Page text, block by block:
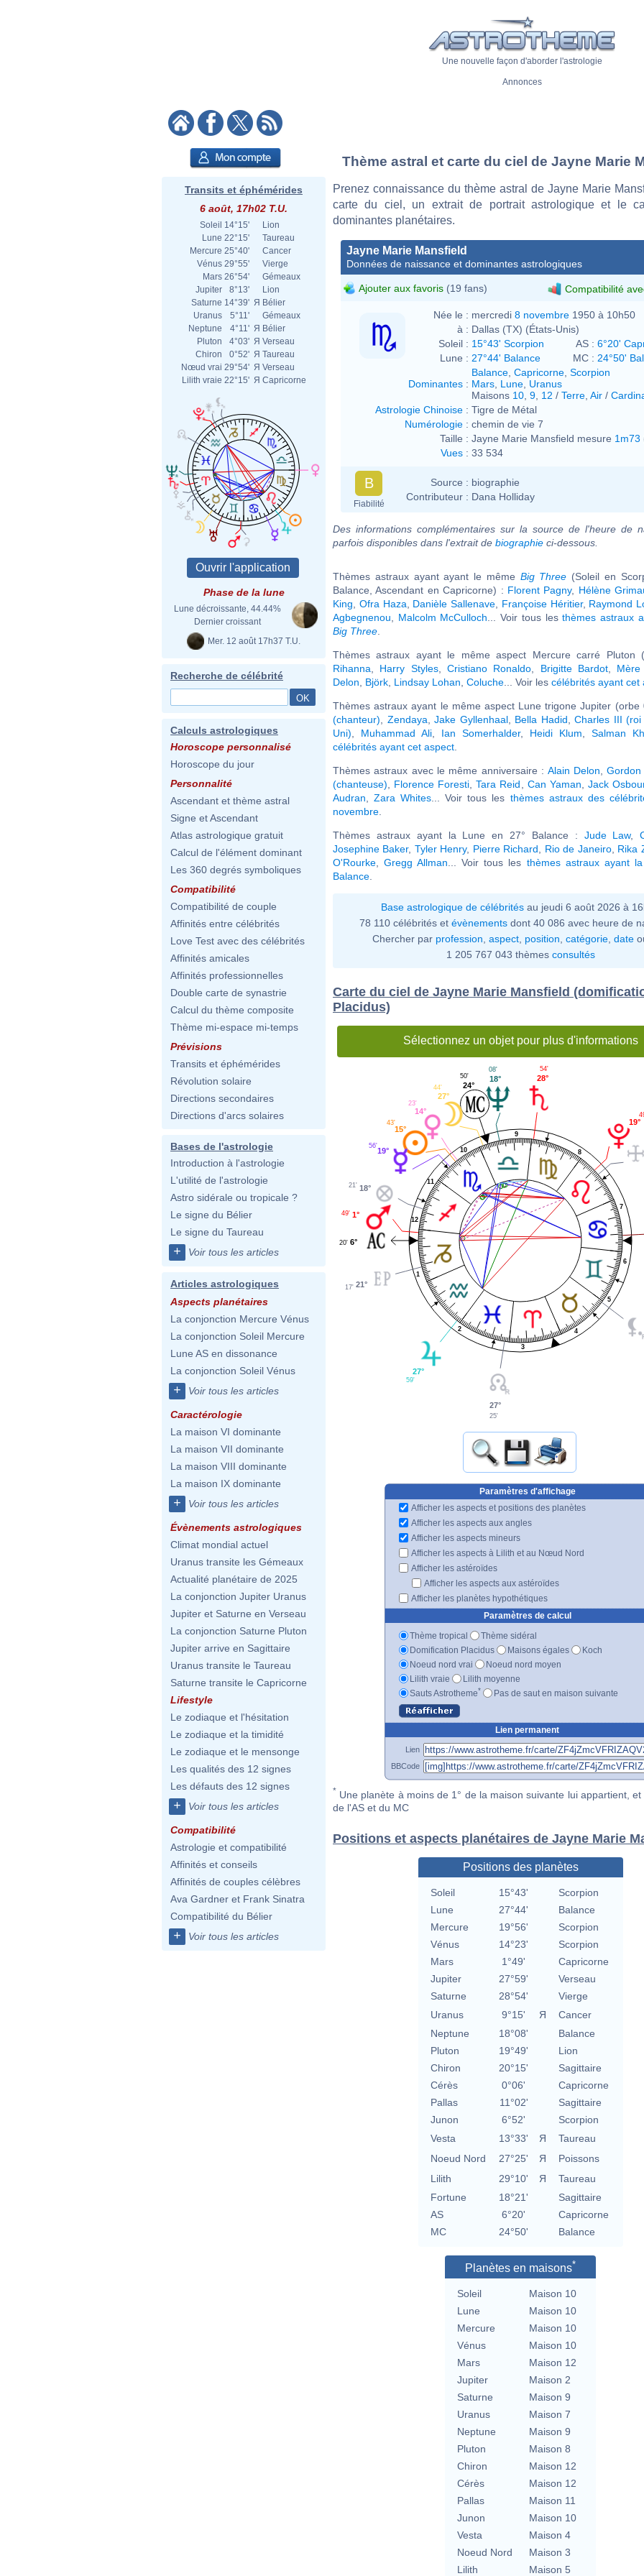
Une nouvelle façon d'aborder l'astrologie
Annonces
Transits et éphémérides
6 août, 17h02 T.U.
Soleil 14°15'
Lion
Lune 22°15'
Taureau
Mercure 25°40'
Cancer
Vénus 29°55'
Vierge
Mars 26°54'
Gémeaux
Jupiter
8°13'
Lion
Saturne 14°39' Я Bélier
Uranus
5°11'
Gémeaux
Neptune
4°11' Я Bélier
Pluton
4°03' Я Verseau
Chiron
0°52' Я Taureau
Nœud vrai 29°54' Я Verseau
Lilith vraie 22°15' Я Capricorne
Phase de la lune
Lune décroissante, 44.44%
Dernier croissant
Mer. 12 août 17h37 T.U.
Recherche de célébrité
Calculs astrologiques
Horoscope personnalisé
Horoscope du jour
Personnalité
Ascendant et thème astral
Signe et Ascendant
Atlas astrologique gratuit
Calcul de l'élément dominant
Les 360 degrés symboliques
Compatibilité
Compatibilité de couple
Affinités entre célébrités
Love Test avec des célébrités
Affinités amicales
Affinités professionnelles
Double carte de synastrie
Calcul du thème composite
Thème mi-espace mi-temps
Prévisions
Transits et éphémérides
Révolution solaire
Directions secondaires
Directions d'arcs solaires
Bases de l'astrologie
Introduction à l'astrologie
L'utilité de l'astrologie
Astro sidérale ou tropicale ?
Le signe du Bélier
Le signe du Taureau
+ Voir tous les articles
Articles astrologiques
Aspects planétaires
La conjonction Mercure Vénus
La conjonction Soleil Mercure
Lune AS en dissonance
La conjonction Soleil Vénus
+ Voir tous les articles
Caractérologie
La maison VI dominante
La maison VII dominante
La maison VIII dominante
La maison IX dominante
+ Voir tous les articles
Évènements astrologiques
Climat mondial actuel
Uranus transite les Gémeaux
Actualité planétaire de 2025
La conjonction Jupiter Uranus
Jupiter et Saturne en Verseau
La conjonction Saturne Pluton
Jupiter arrive en Sagittaire
Uranus transite le Taureau
Saturne transite le Capricorne
Lifestyle
Le zodiaque et l'hésitation
Le zodiaque et la timidité
Le zodiaque et le mensonge
Les qualités des 12 signes
Les défauts des 12 signes
+ Voir tous les articles
Compatibilité
Astrologie et compatibilité
Affinités et conseils
Affinités de couples célèbres
Ava Gardner et Frank Sinatra
Compatibilité du Bélier
+ Voir tous les articles
Thème astral et carte du ciel de Jayne Marie
Prenez connaissance du thème astral de Jayne Marie
carte du ciel, un extrait de portrait astrologique et le
dominantes planétaires.
Jayne Marie Mansfield
Données de naissance et dominantes astrologiques
Ajouter aux favoris (19 fans) Compatibilité
Née le : mercredi 8 novembre 1950 à 10h50
à : Dallas (TX) (États-Unis)
Soleil : 15°43' Scorpion AS : 6°20'
Lune : 27°44' Balance MC : 24°50'
Dominantes :
Balance Capricorne Scorpion
Mars Lune Uranus
Maisons 10 9 12 / Terre Air /
Astrologie Chinoise : Tigre de Métal
Numérologie : chemin de vie 7
Taille : Jayne Marie Mansfield mesure 1m73
Vues : 33 534
B
Fiabilité
Source : biographie
Contributeur : Dana Holliday
Des informations complémentaires sur la source de l'heure de
parfois disponibles dans l'extrait de biographie ci-dessous.
Thèmes astraux ayant ayant le même Big Three (Soleil en
Balance, Ascendant en Capricorne) : Florent Pagny, Hélène
King
Ofra Haza Danièle Sallenave Françoise Héritier, Raymond
Agbegnenou
Malcolm McCulloch ... Voir tous lesthèmes astraux
Big Three
Thèmes astraux ayant le même aspect Mercure carré Pluton
Rihanna
Harry Styles,Cristiano Ronaldo Brigitte Bardot Mère
Delon
Björk Lindsay Lohan Coluche ... Voir les célébrités ayant cet
Thèmes astraux ayant le même aspect Lune trigone Jupiter (orbe
(chanteur)
Zendaya Jake Gyllenhaal, Bella Hadid
Charles III
Uni)
Muhammad Ali Ian Somerhalder, Heidi Klum Salman
célébrités ayant cet aspect
Thèmes astraux avec le même anniversaire : Alain Delon ,Gordon
(chanteuse)
Florence Foresti ,Tara Reid Can Yaman Jack
Audran ,Zara Whites ... Voir tous les thèmes astraux des
novembre
Thèmes astraux ayant la Lune en 27° Balance : Jude Law,
Josephine Baker, Tyler Henry, Pierre Richard Rio de Janeiro, Rika
O'Rourke ,Gregg Allman ... Voir tous les thèmes astraux ayant
Balance
Base astrologique de célébritésau jeudi 6 août 2026 à
78 110 célébrités et évènementsdont 40 086 avec heure de
Chercher par profession aspect position catégorie date
1 205 767 043 thèmes consultés
Carte du ciel de Jayne Marie Mansfield
Placidus)
Sélectionnez un objet pour plus d'informations
1
2
3
4
5
6
7
8
9
10
11
12
19°
28°
54'
18°
08'
24°
50'
27°
44'
14°
23'
15°
43'
19°
56'
18°
21'
1°
49'
6°
20'
21°
17'
27°
59'
27°
25'
Paramètres d'affichage
Afficher les aspects et positions des planètes
Afficher les aspects aux angles
Afficher les aspects mineurs
Afficher les aspects à Lilith et au Nœud Nord
Afficher les astéroïdes
Afficher les aspects aux astéroïdes
Afficher les planètes hypothétiques
Paramètres de calcul
Thème tropical
Thème sidéral
Domification Placidus
Maisons égales
Koch
Noeud nord vrai
Noeud nord moyen
Lilith vraie
Lilith moyenne
Sauts Astrotheme* Pas de saut en maison suivante
Lien permanent
Lien
BBCode
* Une planète à moins de 1° de la maison suivante lui appartient, et
de l'AS et du MC
Positions et aspects planétaires de Jayne Marie
Positions des planètes
Soleil 15°43'
Scorpion
Lune
27°44'
Balance
Mercure
19°56'
Scorpion
Vénus
14°23'
Scorpion
Mars
1°49'
Capricorne
Jupiter
27°59'
Verseau
Saturne
28°54'
Vierge
Uranus
9°15' Я
Cancer
Neptune
18°08'
Balance
Pluton
19°49'
Lion
Chiron
20°15'
Sagittaire
Cérès
0°06'
Capricorne
Pallas
11°02'
Sagittaire
Junon
6°52'
Scorpion
Vesta
13°33' Я
Taureau
Noeud Nord
27°25' Я
Poissons
Lilith
29°10' Я
Taureau
Fortune
18°21'
Sagittaire
AS
6°20'
Capricorne
MC
24°50' Balance
Planètes en maisons*
Soleil
Maison 10
Lune
Maison 10
Mercure
Maison 10
Vénus
Maison 10
Mars
Maison 12
Jupiter
Maison 2
Saturne
Maison 9
Uranus
Maison 7
Neptune
Maison 9
Pluton
Maison 8
Chiron
Maison 12
Cérès
Maison 12
Pallas
Maison 11
Junon
Maison 10
Vesta
Maison 4
Noeud Nord
Maison 3
Lilith
Maison 5